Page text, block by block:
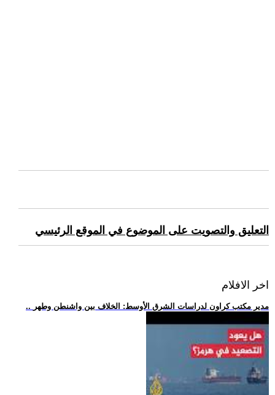
التعليق والتصويت على الموضوع في الموقع الرئيسي
اخر الافلام
.. مدير مكتب كراون لدراسات الشرق الأوسط: الخلاف بين واشنطن وطهر